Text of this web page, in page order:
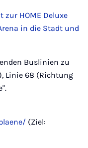
zur HOME Deluxe
in die Stadt und
Buslinien zu
Linie 68 (Richtung
(Ziel: